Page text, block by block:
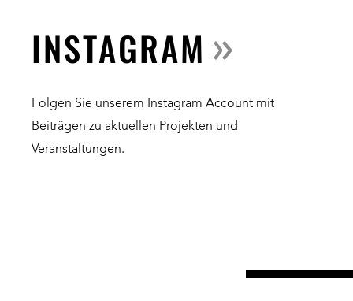
INSTAGRAM
Folgen Sie unserem Instagram Account mit
Beiträgen zu aktuellen Projekten und
Veranstaltungen.